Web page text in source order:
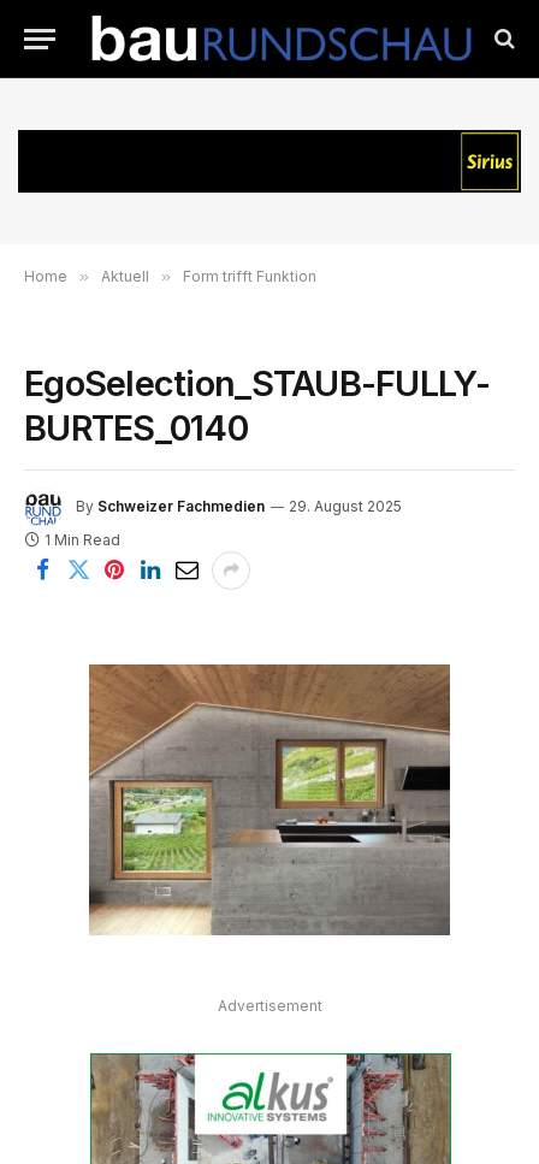
Home » Aktuell » Form trifft Funktion
EgoSelection_STAUB-FULLY-
BURTES_0140
By Schweizer Fachmedien
29. August 2025
1 Min Read
Advertisement